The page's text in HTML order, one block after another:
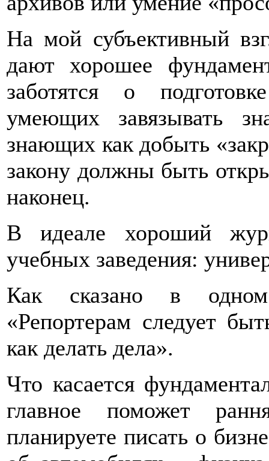
На мой субъективный
дают хорошее
заботятся о
умеющих завязывать
знающих как добыть
закону должны быть
наконец.
В идеале хороший
учебных заведения:
Как сказано в одном
«Репортерам следует
как делать дела».
Что касается
главное поможет
планируете писать о